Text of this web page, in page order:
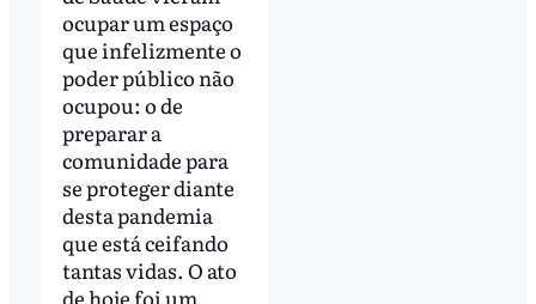
ocupar um espaço
que infelizmente o
poder público não
ocupou: o de
preparar a
comunidade para
se proteger diante
desta pandemia
que está ceifando
tantas vidas. O ato
de hoje foi um